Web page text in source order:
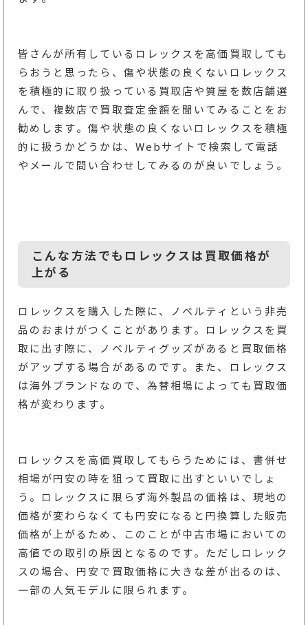
皆さんが所有しているロレックスを高価買取しても
らおうと思ったら、傷や状態の良くないロレックス
を積極的に取り扱っている買取店や質屋を数店舗選
んで、複数店で買取査定金額を聞いてみることをお
勧めします。傷や状態の良くないロレックスを積極
的に扱うかどうかは、Webサイトで検索して電話
やメールで問い合わせしてみるのが良いでしょう。
こんな方法でもロレックスは買取価格が
上がる
ロレックスを購入した際に、ノベルティという非売
品のおまけがつくことがあります。ロレックスを買
取に出す際に、ノベルティグッズがあると買取価格
がアップする場合があるのです。また、ロレックス
は海外ブランドなので、為替相場によっても買取価
格が変わります。
ロレックスを高価買取してもらうためには、書併せ
相場が円安の時を狙って買取に出すといいでしょ
う。ロレックスに限らず海外製品の価格は、現地の
価格が変わらなくても円安になると円換算した販売
価格が上がるため、このことが中古市場においての
高値での取引の原因となるのです。ただしロレック
スの場合、円安で買取価格に大きな差が出るのは、
一部の人気モデルに限られます。